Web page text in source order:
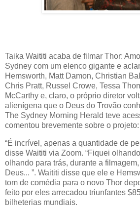
Taika Waititi acaba de filmar Thor:
Sydney com um elenco gigante e
Hemsworth, Matt Damon, Christian
Chris Pratt, Russel Crowe, Tessa
McCarthy e, claro, o próprio diretor
alienígena que o Deus do Trovão
The Sydney Morning Herald teve
comentou brevemente sobre o projeto:
“É incrível, apenas a quantidade de
disse Waititi via Zoom. “Fiquei
olhando para trás, durante a
Deus... ”. Waititi disse que ele e
tom de comédia para o novo Thor
feito por eles arrecadou triunfantes
bilheterias mundiais.